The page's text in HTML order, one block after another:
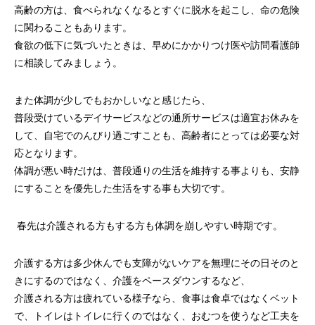
高齢の方は、食べられなくなるとすぐに脱水を起こし、命の危険
に関わることもあります。
食欲の低下に気づいたときは、早めにかかりつけ医や訪問看護師
に相談してみましょう。
また体調が少しでもおかしいなと感じたら、
普段受けているデイサービスなどの通所サービスは適宜お休みを
して、自宅でのんびり過ごすことも、高齢者にとっては必要な対
応となります。
体調が悪い時だけは、普段通りの生活を維持する事よりも、安静
にすることを優先した生活をする事も大切です。
春先は介護される方もする方も体調を崩しやすい時期です。
介護する方は多少休んでも支障がないケアを無理にその日そのと
きにするのではなく、介護をペースダウンするなど、
介護される方は疲れている様子なら、食事は食卓ではなくベット
で、トイレはトイレに行くのではなく、おむつを使うなど工夫を